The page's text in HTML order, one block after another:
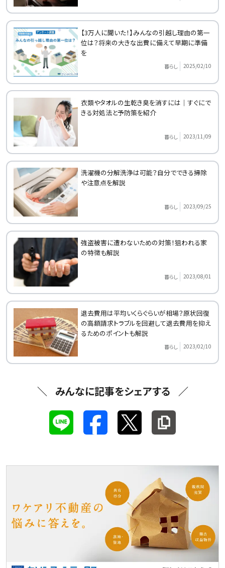
【3万人に聞いた！】みんなの引越し理由の第一
位は？将来の大きな出費に備えて早期に準備
を
暮らし 2025/02/10
衣類やタオルの生乾き臭を消すには｜すぐにで
きる対処法と予防策を紹介
暮らし 2023/11/09
洗濯機の分解洗浄は可能？自分でできる掃除
や注意点を解説
暮らし 2023/09/25
強盗被害に遭わないための対策！狙われる家
の特徴も解説
暮らし 2023/08/01
退去費用は平均いくらぐらいが相場？原状回復
の高額請求トラブルを回避して退去費用を抑え
るためのポイントも解説
暮らし 2023/02/10
みんなに記事をシェアする